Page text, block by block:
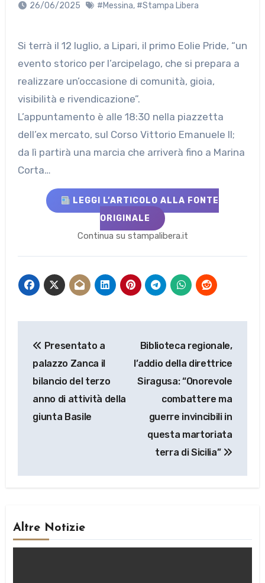
26/06/2025 #Messina, #Stampa Libera
Si terrà il 12 luglio, a Lipari, il primo Eolie Pride, “un
evento storico per l’arcipelago, che si prepara a
realizzare un’occasione di comunità, gioia,
visibilità e rivendicazione”.
L’appuntamento è alle 18:30 nella piazzetta
dell’ex mercato, sul Corso Vittorio Emanuele II;
da lì partirà una marcia che arriverà fino a Marina
Corta…
LEGGI L’ARTICOLO ALLA FONTE
ORIGINALE
Continua su stampalibera.it
articoli
Presentato a
palazzo Zanca il
bilancio del terzo
anno di attività della
giunta Basile
Biblioteca regionale,
l’addio della direttrice
Siragusa: “Onorevole
combattere ma
guerre invincibili in
questa martoriata
terra di Sicilia”
Altre Notizie